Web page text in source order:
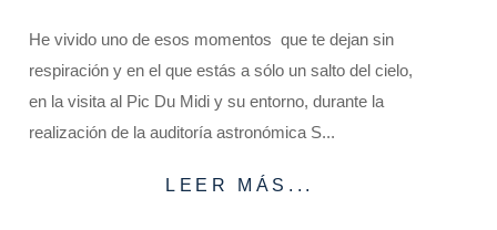
He vivido uno de esos momentos que te dejan sin
respiración y en el que estás a sólo un salto del cielo,
en la visita al Pic Du Midi y su entorno, durante la
realización de la auditoría astronómica S...
LEER MÁS...